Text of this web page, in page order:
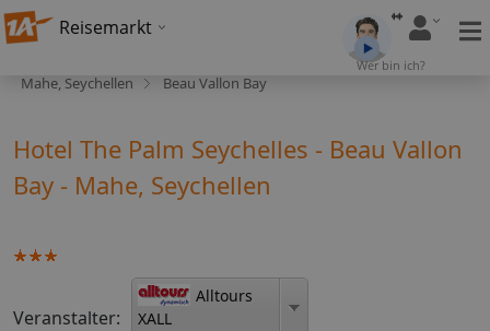
Reisemarkt
Wer bin ich?
Mahe, Seychellen Beau Vallon Bay
Hotel The Palm Seychelles - Beau Vallon
Bay - Mahe, Seychellen
Veranstalter:
Alltours
XALL